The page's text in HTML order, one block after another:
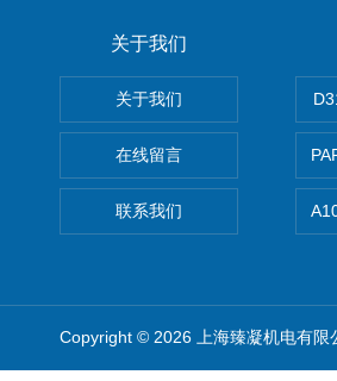
关于我们
关于我们
在线留言
联系我们
Copyright © 2026 上海臻凝机电有限